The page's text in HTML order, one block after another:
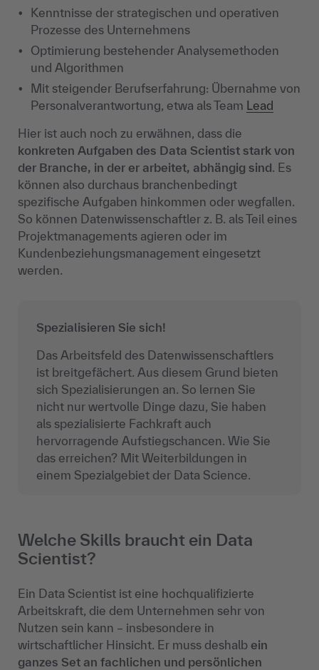
Kenntnisse der strategischen und operativen
Prozesse des Unternehmens
Optimierung bestehender Analysemethoden
und Algorithmen
Mit steigender Berufserfahrung: Übernahme von
Personalverantwortung, etwa als Team Lead
Hier ist auch noch zu erwähnen, dass die
konkreten Aufgaben des Data Scientist stark von
der Branche, in der er arbeitet, abhängig sind. Es
können also durchaus branchenbedingt
spezifische Aufgaben hinkommen oder wegfallen.
So können Datenwissenschaftler z. B. als Teil eines
Projektmanagements agieren oder im
Kundenbeziehungsmanagement eingesetzt
werden.
Spezialisieren Sie sich!
Das Arbeitsfeld des Datenwissenschaftlers
ist breitgefächert. Aus diesem Grund bieten
sich Spezialisierungen an. So lernen Sie
nicht nur wertvolle Dinge dazu, Sie haben
als spezialisierte Fachkraft auch
hervorragende Aufstiegschancen. Wie Sie
das erreichen? Mit Weiterbildungen in
einem Spezialgebiet der Data Science.
Welche Skills braucht ein Data
Scientist?
Ein Data Scientist ist eine hochqualifizierte
Arbeitskraft, die dem Unternehmen sehr von
Nutzen sein kann – insbesondere in
wirtschaftlicher Hinsicht. Er muss deshalb ein
ganzes Set an fachlichen und persönlichen